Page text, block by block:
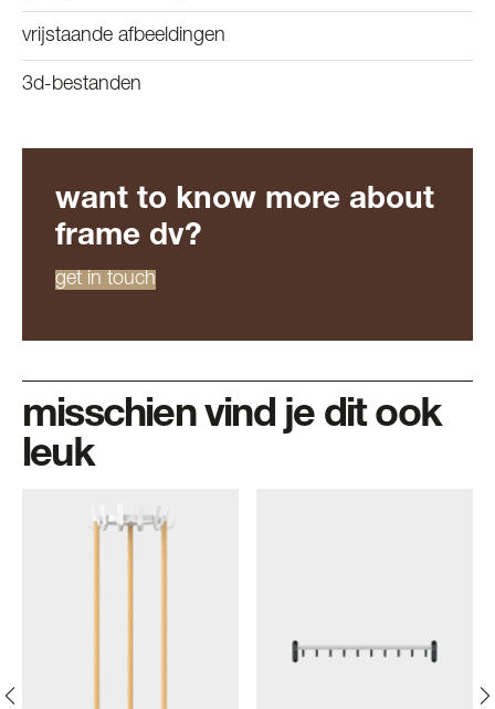
vrijstaande afbeeldingen
3d-bestanden
want to know more about
frame dv?
get in touch
misschien vind je dit ook
leuk